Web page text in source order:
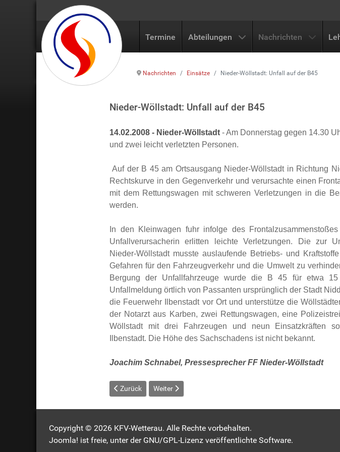
Termine Abteilungen Nachrichten
Nachrichten Einsätze Nieder-Wöllstadt: Unfall auf der B45
Nieder-Wöllstadt: Unfall auf der B45
14.02.2008 - Nieder-Wöllstadt - Am Donnerstag gegen 14.30
und zwei leicht verletzten Personen.
Auf der B 45 am Ortsausgang Nieder-Wöllstadt in Richtung
Rechtskurve in den Gegenverkehr und verursachte einen
mit dem Rettungswagen mit schweren Verletzungen in die
werden.
In den Kleinwagen fuhr infolge des
Unfallverursacherin erlitten leichte Verletzungen. Die zur
Nieder-Wöllstadt musste auslaufende Betriebs- und
Gefahren für den Fahrzeugverkehr und die Umwelt zu
Bergung der Unfallfahrzeuge wurde die B 45 für etwa
Unfallmeldung örtlich von Passanten ursprünglich der Stadt
die Feuerwehr Ilbenstadt vor Ort und unterstütze die
der Notarzt aus Karben, zwei Rettungswagen, eine
Wöllstadt mit drei Fahrzeugen und neun Einsatzkräften
Ilbenstadt. Die Höhe des Sachschadens ist nicht bekannt.
Joachim Schnabel, Pressesprecher FF Nieder-Wöllstadt
Vorheriger Beitrag: Einsatzserie in Rodheim
Zurück Nächster Beitrag: Lißberg: Großbrand auf dem Gelände
Weiter
Copyright © 2026 KFV-Wetterau. Alle Rechte vorbehalten.
Joomla! ist freie, unter der GNU/GPL-Lizenz veröffentlichte Software.